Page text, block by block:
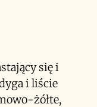
się i
i liście
żółte,